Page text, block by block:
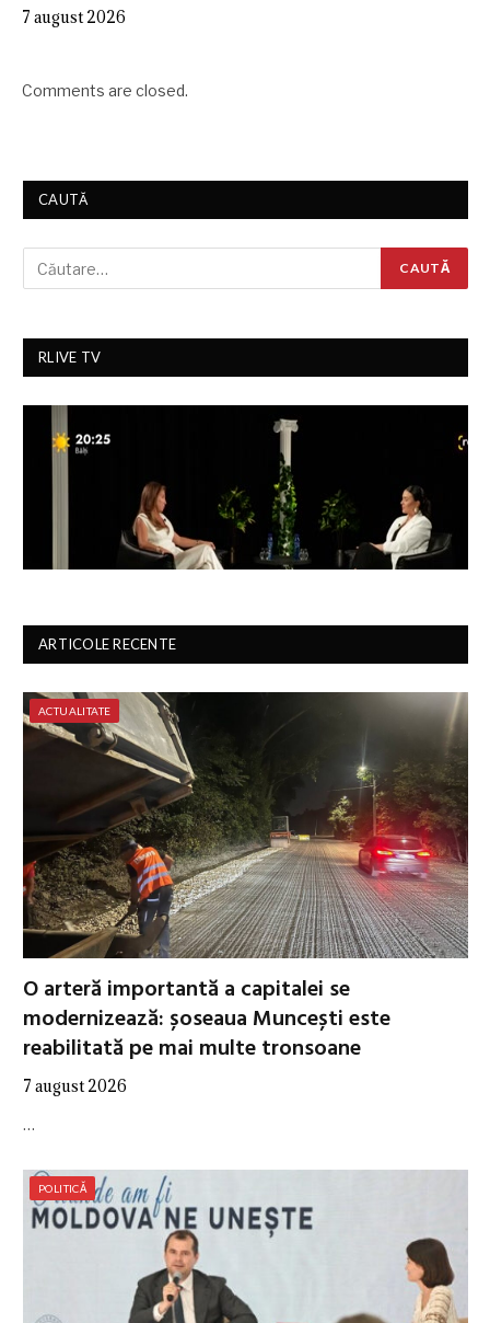
7 august 2026
Comments are closed.
CAUTĂ
RLIVE TV
ARTICOLE RECENTE
ACTUALITATE
O arteră importantă a capitalei se
modernizează: șoseaua Muncești este
reabilitată pe mai multe tronsoane
7 august 2026
…
POLITICĂ